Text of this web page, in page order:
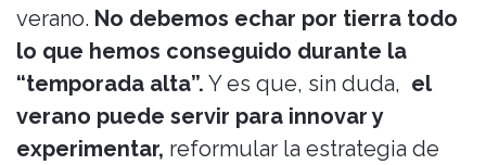
verano. No debemos echar por tierra todo
lo que hemos conseguido durante la
“temporada alta”. Y es que, sin duda, el
verano puede servir para innovar y
experimentar, reformular la estrategia de